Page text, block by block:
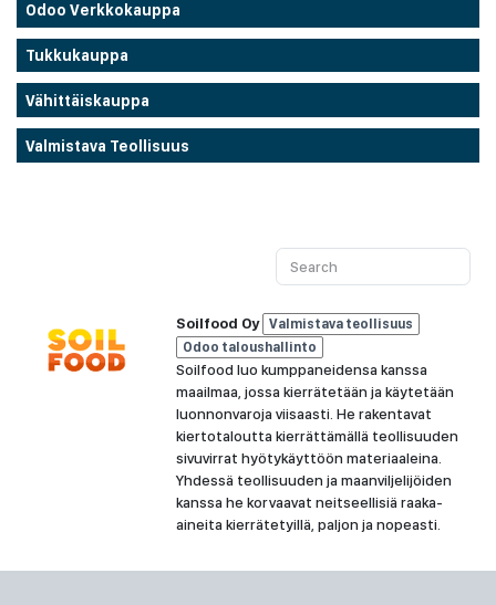
Odoo Verkkokauppa
Tukkukauppa
Vähittäiskauppa
Valmistava Teollisuus
Soilfood Oy Valmistava teollisuus
Odoo taloushallinto
Soilfood luo kumppaneidensa kanssa
maailmaa, jossa kierrätetään ja käytetään
luonnonvaroja viisaasti. He rakentavat
kiertotaloutta kierrättämällä teollisuuden
sivuvirrat hyötykäyttöön materiaaleina.
Yhdessä teollisuuden ja maanviljelijöiden
kanssa he korvaavat neitseellisiä raaka-
aineita kierrätetyillä, paljon ja nopeasti.